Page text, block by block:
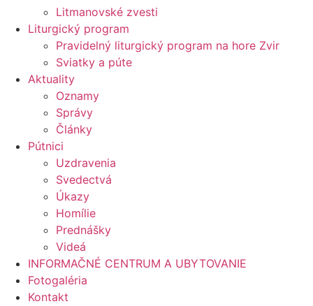
Litmanovské zvesti
Liturgický program
Pravidelný liturgický program na hore Zvir
Sviatky a púte
Aktuality
Oznamy
Správy
Články
Pútnici
Uzdravenia
Svedectvá
Úkazy
Homílie
Prednášky
Videá
INFORMAČNÉ CENTRUM A UBYTOVANIE
Fotogaléria
Kontakt